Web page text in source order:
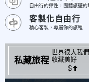
自由行的彈性，團體旅遊的
客製化自由行
精心客製，專屬你的旅程
私藏旅程
世界很大我
收藏美好
$